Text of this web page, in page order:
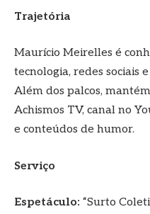
Trajetória
Maurício Meirelles é
tecnologia, redes sociais
Além dos palcos,
Achismos TV, canal no
e conteúdos de humor.
Serviço
Espetáculo: “Surto